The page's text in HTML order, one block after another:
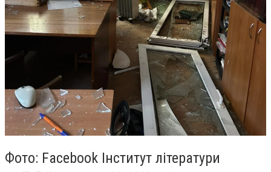
Фото: Facebook Інститут літератури